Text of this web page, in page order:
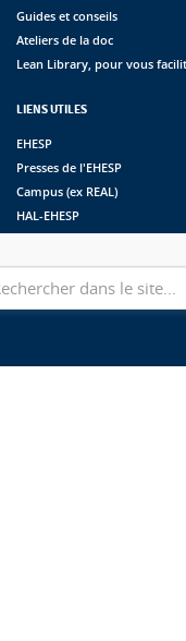
Guides et conseils
Ateliers de la doc
Lean Library, pour vous
LIENS UTILES
EHESP
Presses de l'EHESP
Campus (ex REAL)
HAL-EHESP
Suivez les